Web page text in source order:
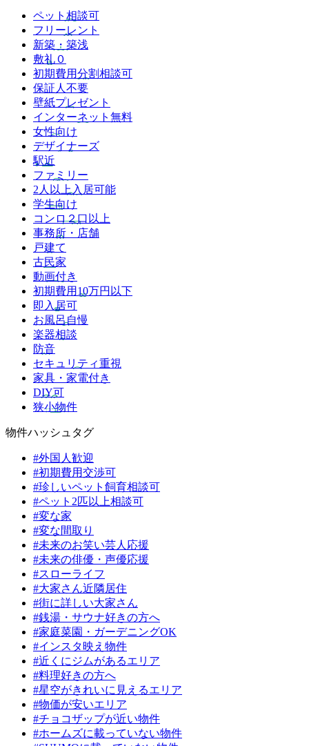
ペット相談可
フリーレント
新築・築浅
敷礼０
初期費用分割相談可
保証人不要
壁紙プレゼント
インターネット無料
女性向け
デザイナーズ
駅近
ファミリー
2人以上入居可能
学生向け
コンロ２口以上
事務所・店舗
戸建て
古民家
動画付き
初期費用10万円以下
即入居可
お風呂自慢
楽器相談
防音
セキュリティ重視
家具・家電付き
DIY可
狭小物件
物件ハッシュタグ
#外国人歓迎
#初期費用交渉可
#珍しいペット飼育相談可
#ペット2匹以上相談可
#変な家
#変な間取り
#未来のお笑い芸人応援
#未来の俳優・声優応援
#スローライフ
#大家さん近隣居住
#街に詳しい大家さん
#銭湯・サウナ好きの方へ
#家庭菜園・ガーデニングOK
#インスタ映え物件
#近くにジムがあるエリア
#料理好きの方へ
#星空がきれいに見えるエリア
#物価が安いエリア
#チョコザップが近い物件
#ホームズに載っていない物件